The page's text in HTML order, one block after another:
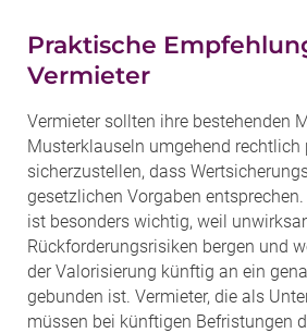
Praktische
Vermieter
Vermieter sollten ihre bestehenden
Musterklauseln umgehend rechtlich
sicherzustellen, dass
gesetzlichen Vorgaben
ist besonders wichtig, weil
Rückforderungsrisiken bergen und
der Valorisierung künftig an ein
gebunden ist. Vermieter, die als
müssen bei künftigen Befristungen